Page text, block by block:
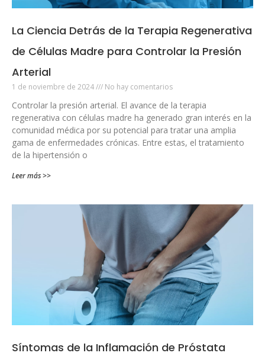
La Ciencia Detrás de la Terapia Regenerativa
de Células Madre para Controlar la Presión
Arterial
1 de noviembre de 2024 No hay comentarios
Controlar la presión arterial. El avance de la terapia
regenerativa con células madre ha generado gran interés en la
comunidad médica por su potencial para tratar una amplia
gama de enfermedades crónicas. Entre estas, el tratamiento
de la hipertensión o
Leer más >>
Síntomas de la Inflamación de Próstata